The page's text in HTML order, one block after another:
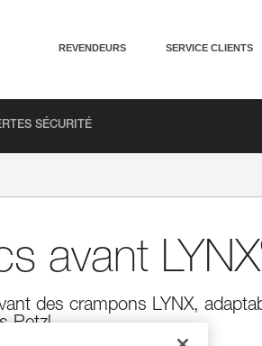
REVENDEURS SERVICE CLIENTS
SÉCURITÉ
avant LYNX
des crampons LYNX,
Petzl